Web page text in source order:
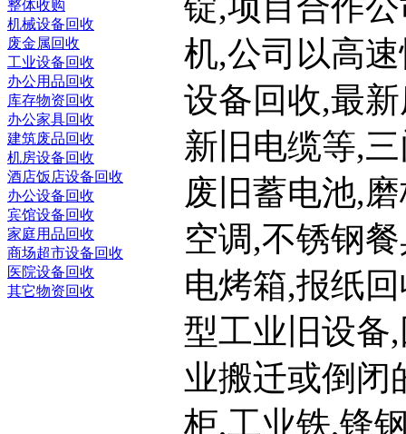
整体收购
机械设备回收
废金属回收
工业设备回收
办公用品回收
库存物资回收
办公家具回收
建筑废品回收
机房设备回收
酒店饭店设备回收
办公设备回收
宾馆设备回收
家庭用品回收
商场超市设备回收
医院设备回收
其它物资回收
机,公司以高
设备回收,最
新旧电缆等,
废旧蓄电池,
空调,不锈钢
电烤箱,报纸
型工业旧设备
业搬迁或倒闭
柜,工业铁,锋